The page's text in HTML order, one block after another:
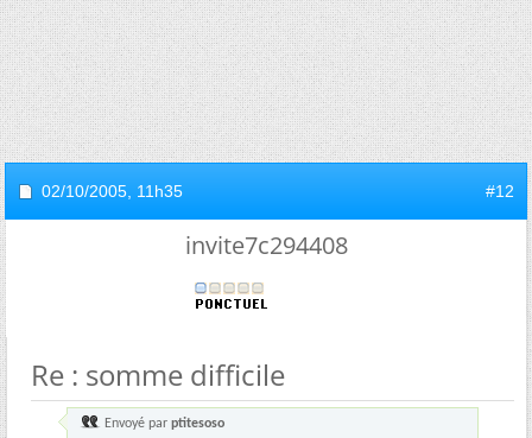
02/10/2005, 11h35 #12
invite7c294408
Re : somme difficile
Envoyé par ptitesoso